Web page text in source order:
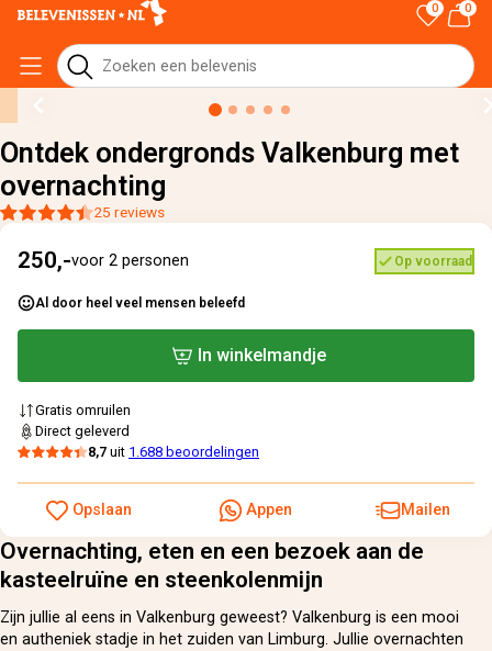
0 0
› Ontdek ondergronds Valkenburg met overnachting
Ontdek ondergronds Valkenburg met
overnachting
25 reviews
Overnachting, eten en een bezoek aan de
kasteelruïne en steenkolenmijn
Zijn jullie al eens in Valkenburg geweest? Valkenburg is een mooi
en autheniek stadje in het zuiden van Limburg. Jullie overnachten
250,-voor 2 personen Op voorraad
Al door heel veel mensen beleefd
In winkelmandje
Gratis omruilen
Direct geleverd
8,7 uit 1.688 beoordelingen
Opslaan Appen Mailen